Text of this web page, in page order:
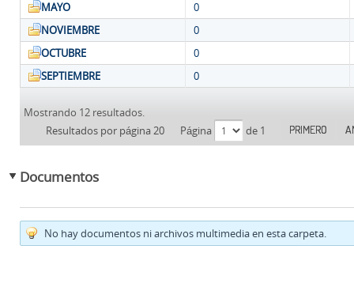
MAYO
0
NOVIEMBRE
0
OCTUBRE
0
SEPTIEMBRE
0
Mostrando 12 resultados.
Resultados por página 20
Página de 1 PRIMERO
Documentos
No hay documentos ni archivos multimedia en esta carpeta.